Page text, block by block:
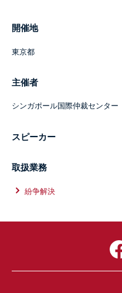
開催地
東京都
主催者
シンガポール国際仲裁センター
スピーカー
取扱業務
紛争解決